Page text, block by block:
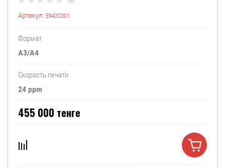
Артикул: 5942C001
Формат
A3/A4
Скорость печати
24 ppm
455 000 тенге